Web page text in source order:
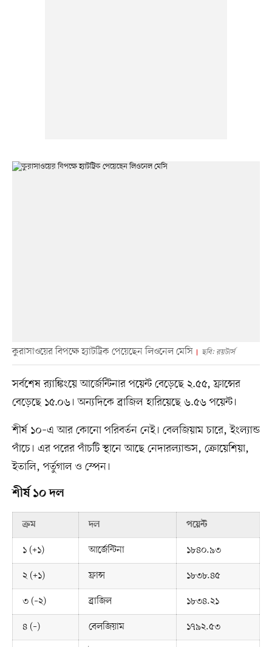
কুরাসাওয়ের বিপক্ষে হ্যাটট্রিক পেয়েছেন লিওনেল মেসি ছবি: রয়টার্স
সর্বশেষ র‍্যাঙ্কিংয়ে আর্জেন্টিনার পয়েন্ট বেড়েছে ২.৫৫, ফ্রান্সের
বেড়েছে ১৫.০৬। অন্যদিকে ব্রাজিল হারিয়েছে ৬.৫৬ পয়েন্ট।
শীর্ষ ১০–এ আর কোনো পরিবর্তন নেই। বেলজিয়াম চারে, ইংল্যান্ড
পাঁচে। এর পরের পাঁচটি স্থানে আছে নেদারল্যান্ডস, ক্রোয়েশিয়া,
ইতালি, পর্তুগাল ও স্পেন।
শীর্ষ ১০ দল
ক্রম দল পয়েন্ট
১ (+১) আর্জেন্টিনা
১৮৪০.৯৩
২ (+১)
ফ্রান্স
১৮৩৮.৪৫
৩ (–২)
ব্রাজিল
১৮৩৪.২১
৪ (–)
বেলজিয়াম
১৭৯২.৫৩